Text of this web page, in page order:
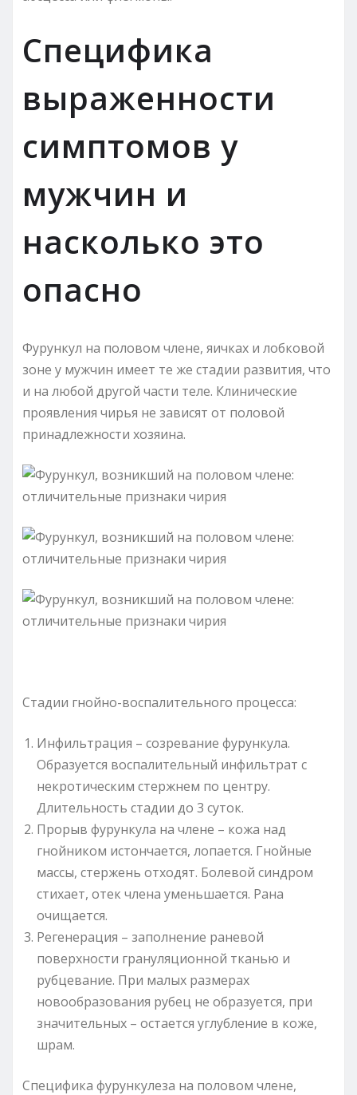
Специфика
выраженности
симптомов у
мужчин и
насколько это
опасно
Фурункул на половом члене, яичках и лобковой
зоне у мужчин имеет те же стадии развития, что
и на любой другой части теле. Клинические
проявления чирья не зависят от половой
принадлежности хозяина.
Стадии гнойно-воспалительного процесса:
Инфильтрация – созревание фурункула.
Образуется воспалительный инфильтрат с
некротическим стержнем по центру.
Длительность стадии до 3 суток.
Прорыв фурункула на члене – кожа над
гнойником истончается, лопается. Гнойные
массы, стержень отходят. Болевой синдром
стихает, отек члена уменьшается. Рана
очищается.
Регенерация – заполнение раневой
поверхности грануляционной тканью и
рубцевание. При малых размерах
новообразования рубец не образуется, при
значительных – остается углубление в коже,
шрам.
Специфика фурункулеза на половом члене,